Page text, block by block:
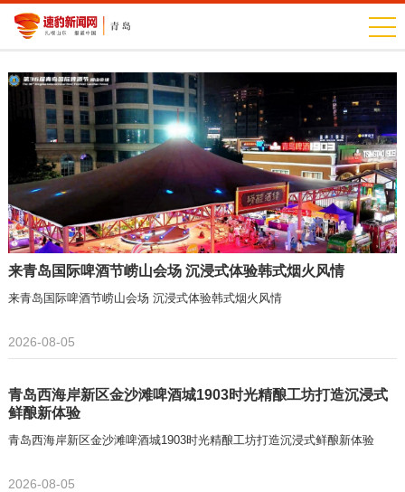
来青岛国际啤酒节崂山会场 沉浸式体验韩式烟火风情
来青岛国际啤酒节崂山会场 沉浸式体验韩式烟火风情
2026-08-05
青岛西海岸新区金沙滩啤酒城1903时光精酿工坊打造沉浸式
鲜酿新体验
青岛西海岸新区金沙滩啤酒城1903时光精酿工坊打造沉浸式鲜酿新体验
2026-08-05